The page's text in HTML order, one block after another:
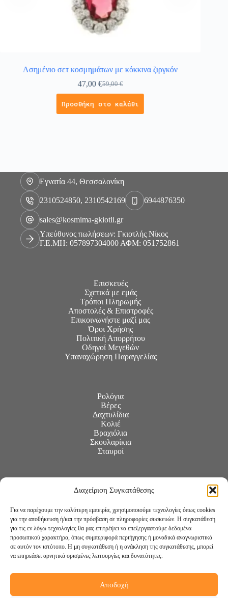
Διαχείριση Συγκατάθεσης
Για να παρέχουμε την καλύτερη εμπειρία, χρησιμοποιούμε τεχνολογίες όπως cookies
για την αποθήκευση ή/και την πρόσβαση σε πληροφορίες συσκευών. Η συγκατάθεση
για τις εν λόγω τεχνολογίες θα μας επιτρέψει να επεξεργαστούμε δεδομένα
προσωπικού χαρακτήρα, όπως συμπεριφορά περιήγησης ή μοναδικά αναγνωριστικά
σε αυτόν τον ιστότοπο. Η μη συγκατάθεση ή η ανάκληση της συγκατάθεσης, μπορεί
να επηρεάσει αρνητικά ορισμένες λειτουργίες και δυνατότητες.
Αποδοχή
Ασημένιο σετ κοσμημάτων με κόκκινα ζιργκόν
59,00€
47,00 €
Προσθήκη στο καλάθι
Εγνατία 44, Θεσσαλονίκη
2310524850, 2310542169 6944876350
sales@kosmima-gkiotli.gr
Υπεύθυνος πωλήσεων: Γκιοτλής Νίκος
Γ.Ε.ΜΗ: 057897304000 ΑΦΜ: 051752861
Επισκευές
Σχετικά με εμάς
Τρόποι Πληρωμής
Αποστολές & Επιστροφές
Επικοινωνήστε μαζί μας
Όροι Χρήσης
Πολιτική Απορρήτου
Οδηγοί Μεγεθών
Υπαναχώρηση Παραγγελίας
Ρολόγια
Βέρες
Δαχτυλίδια
Κολιέ
Βραχιόλια
Σκουλαρίκια
Σταυροί